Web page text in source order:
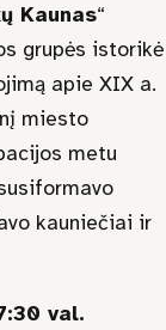
Kaunas“
grupės istorikė
apie XIX a.
miesto
metu
kauniečiai ir
val.